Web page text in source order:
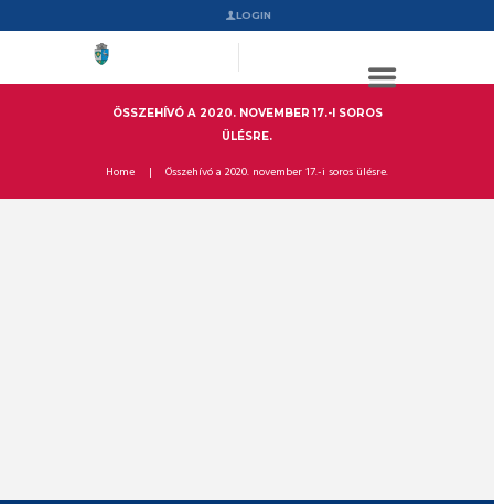
LOGIN
ÖSSZEHÍVÓ A 2020. NOVEMBER 17.-I SOROS
ÜLÉSRE.
Home Összehívó a 2020. november 17.-i soros ülésre.